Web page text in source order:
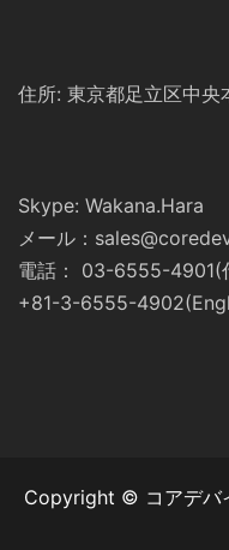
住所: 東京都足立区中央
Skype: Wakana.Hara
メール：
電話： 03-6555-4901(
+81-3-6555-
Copyright © コアデバ